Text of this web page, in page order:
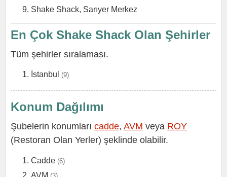
Shake Shack, Sarıyer Merkez
En Çok Shake Shack Olan Şehirler
Tüm şehirler sıralaması.
İstanbul (9)
Konum Dağılımı
Şubelerin konumları cadde, AVM veya ROY
(Restoran Olan Yerler) şeklinde olabilir.
Cadde (6)
AVM